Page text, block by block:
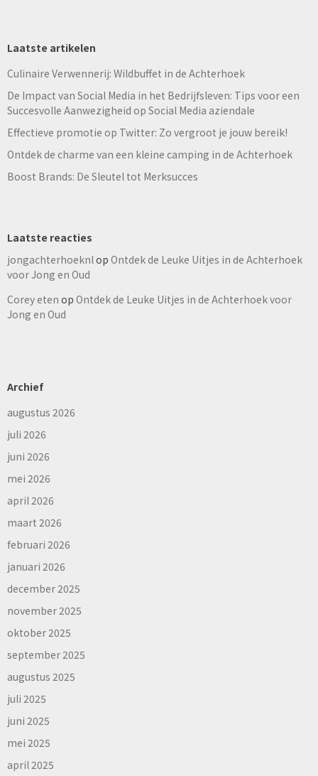
Laatste artikelen
Culinaire Verwennerij: Wildbuffet in de Achterhoek
De Impact van Social Media in het Bedrijfsleven: Tips voor een
Succesvolle Aanwezigheid op Social Media aziendale
Effectieve promotie op Twitter: Zo vergroot je jouw bereik!
Ontdek de charme van een kleine camping in de Achterhoek
Boost Brands: De Sleutel tot Merksucces
Laatste reacties
jongachterhoeknlop Ontdek de Leuke Uitjes in de Achterhoek
voor Jong en Oud
Corey eten op Ontdek de Leuke Uitjes in de Achterhoek voor
Jong en Oud
Archief
augustus 2026
juli 2026
juni 2026
mei 2026
april 2026
maart 2026
februari 2026
januari 2026
december 2025
november 2025
oktober 2025
september 2025
augustus 2025
juli 2025
juni 2025
mei 2025
april 2025